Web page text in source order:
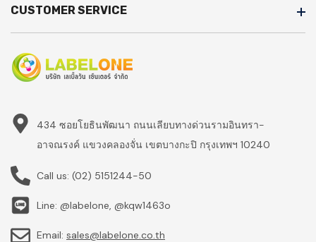
CUSTOMER SERVICE
434 ซอยโยธินพัฒนา ถนนเลียบทางด่วนรามอินทรา-
อาจณรงค์ แขวงคลองจั่น เขตบางกะปิ กรุงเทพฯ 10240
Call us: (02) 5151244-50
Line: @labelone, @kqw1463o
Email: sales@labelone.co.th